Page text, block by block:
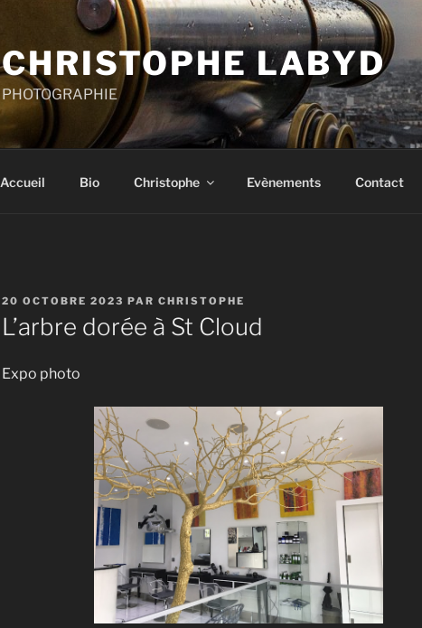
CHRISTOPHE LABYD
PHOTOGRAPHIE
Accueil Bio Christophe Evènements Contact
PUBLIÉ
LE
20 OCTOBRE 2023 PAR CHRISTOPHE
L’arbre dorée à St Cloud
Expo photo